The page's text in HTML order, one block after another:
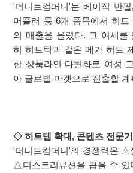
'더니트컴퍼니'는 베이직 반
머플러 등 6개 품목에서 히
의 매출을 올렸다. 그 여세를
히 히트텍과 같은 메가 히트
한 상품라인 다변화로 여성
아 글로벌 마켓으로 진출할 계
◇ 히트템 확대, 콘텐츠 전문
'더니트컴퍼니'의 경쟁력은
△디스트리뷰션을 꼽을 수 있